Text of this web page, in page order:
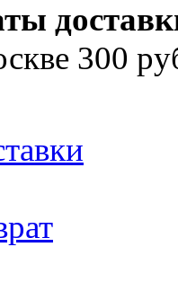
300